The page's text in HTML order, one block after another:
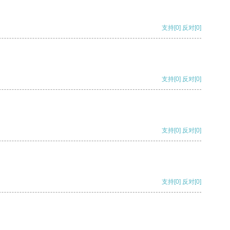
支持[0] 反对[0]
支持[0] 反对[0]
支持[0] 反对[0]
支持[0] 反对[0]